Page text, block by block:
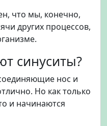
что мы, конечно,
других процессов,
синуситы?
нос и
Но как только
и начинаются